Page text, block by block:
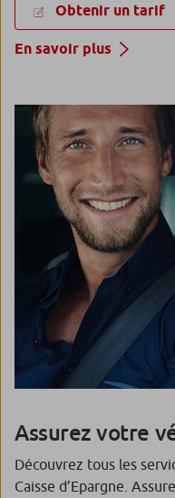
Obtenir un tarif
En savoir plus
Assurez votre
Découvrez tous les
Caisse d’Epargne.